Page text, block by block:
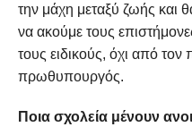
την μάχη μεταξύ ζωής και
να ακούμε τους
τους ειδικούς, όχι από
πρωθυπουργός.
Ποια σχολεία μένουν